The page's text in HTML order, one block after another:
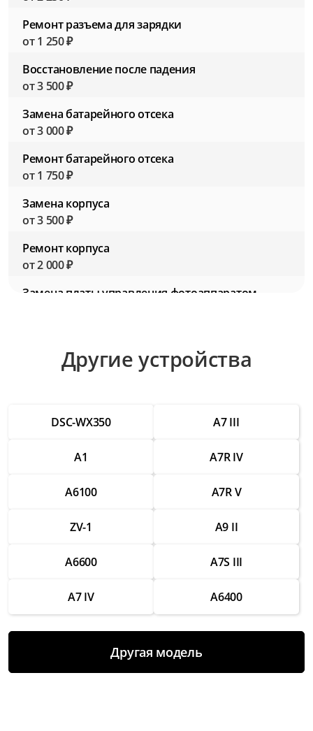
Ремонт разъема для зарядки
от 1 250 ₽
Восстановление после падения
от 3 500 ₽
Замена батарейного отсека
от 3 000 ₽
Ремонт батарейного отсека
от 1 750 ₽
Замена корпуса
от 3 500 ₽
Ремонт корпуса
от 2 000 ₽
Замена платы управления фотоаппаратом
от 3 000 ₽
Ремонт разъемов для подключения
аксессуаров
Замена вспышки
от 1 500 ₽
Восстановление работы после попадания
от 3 000 ₽
Чистка и настройка
Другие устройства
DSC-WX350 A7 III
A1 A7R IV
A6100 A7R V
ZV-1 A9 II
A6600 A7S III
A7 IV A6400
Другая модель